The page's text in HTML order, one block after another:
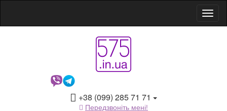
+38 (099) 285 71 71
Передзвоніть мені!